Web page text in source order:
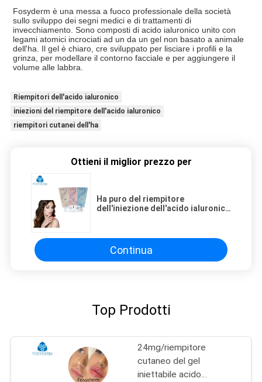
Fosyderm è una messa a fuoco professionale della società
sullo sviluppo dei segni medici e di trattamenti di
invecchiamento. Sono composti di acido ialuronico unito con
legami atomici incrociati ad un da un gel non basato a animale
dell'ha. Il gel è chiaro, cre sviluppato per lisciare i profili e la
grinza, per modellare il contorno facciale e per aggiungere il
volume alle labbra.
Riempitori dell'acido ialuronico
iniezioni del riempitore dell'acido ialuronico
riempitori cutanei dell'ha
Ottieni il miglior prezzo per
Ha puro del riempitore
dell'iniezione dell'acido ialuronico
Continua
Top Prodotti
24mg/riempitore
cutaneo del gel
iniettabile acido